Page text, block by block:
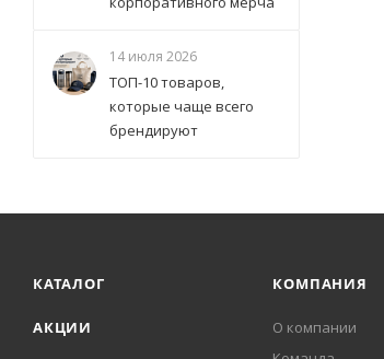
14 июля 2026
ТОП-10 товаров,
которые чаще всего
брендируют
КАТАЛОГ
АКЦИИ
КОМПАНИЯ
О компании